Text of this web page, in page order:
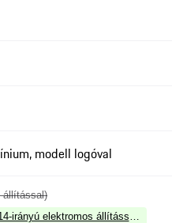
modell logóval
állítással)
irányú elektromos állítással,